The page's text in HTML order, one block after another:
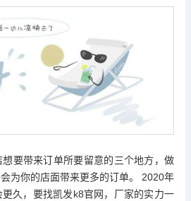
要带来订单所要留意的三个地方，做
为你的店面带来更多的订单。 2020年
久，要找凯发k8官网 ，厂家的实力一